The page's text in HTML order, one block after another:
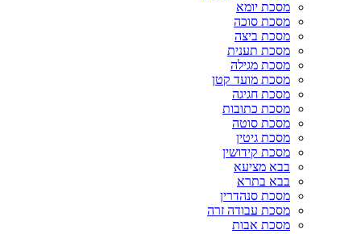
מסכת יומא
מסכת סוכה
מסכת ביצה
מסכת תענית
מסכת מגילה
מסכת מועד קטן
מסכת חגיגה
מסכת כתובות
מסכת סוטה
מסכת גיטין
מסכת קידושין
בבא מציעא
בבא בתרא
מסכת סנהדרין
מסכת עבודה זרה
מסכת אבות